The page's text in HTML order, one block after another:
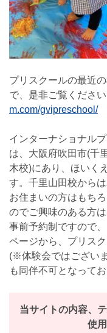
プリスクールの最近
で、是非ご覧くださ
m.com/gvipreschool/
インターナショナル
は、大阪府吹田市(千
木校)にあり、ほいく
す。千里山田校から
お住まいの方はもち
のでご興味のある方
事前予約制ですので
ページから、プリス
(※体験会ではござい
も同伴不可となって
当サイトの内容、
使